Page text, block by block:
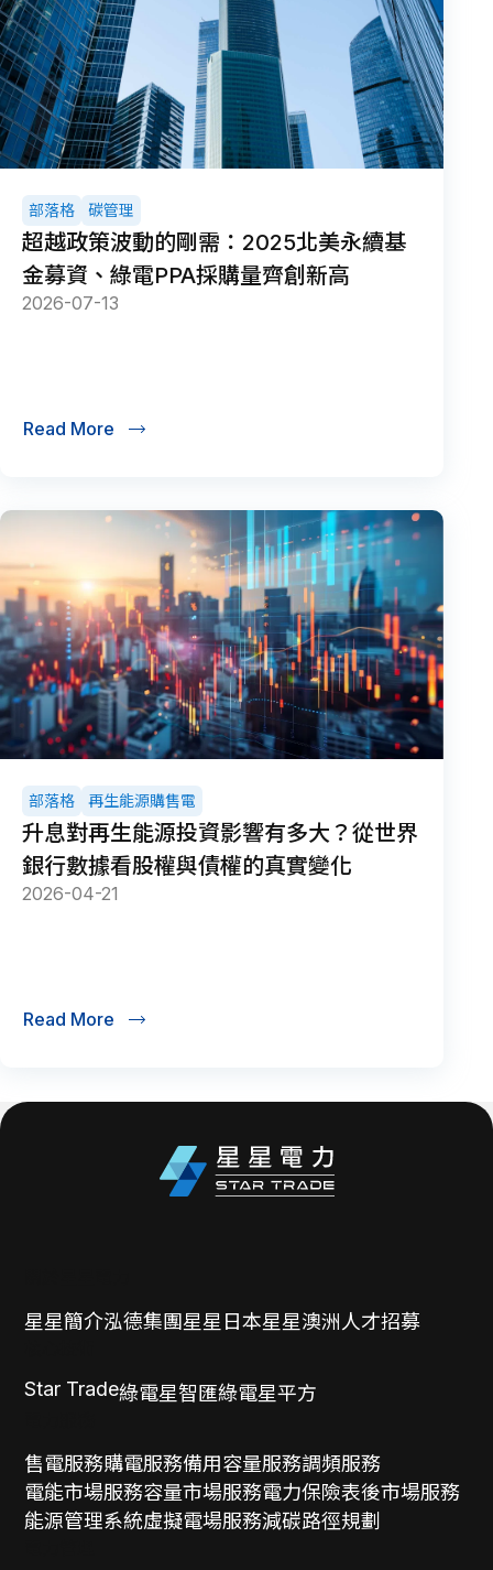
碳管理
部落格
超越政策波動的剛需：2025北美永續基
金募資、綠電PPA採購量齊創新高
2026-07-13
Read More
再生能源購售電
部落格
升息對再生能源投資影響有多大？從世界
銀行數據看股權與債權的真實變化
2026-04-21
Read More
星星簡介泓德集團星星日本星星澳洲 人才招募
Star Trade綠電星智匯綠電星平方
售電服務購電服務備用容量服務調頻服務
電能市場服務容量市場服務電力保險表後市場服務
能源管理系統虛擬電場服務減碳路徑規劃